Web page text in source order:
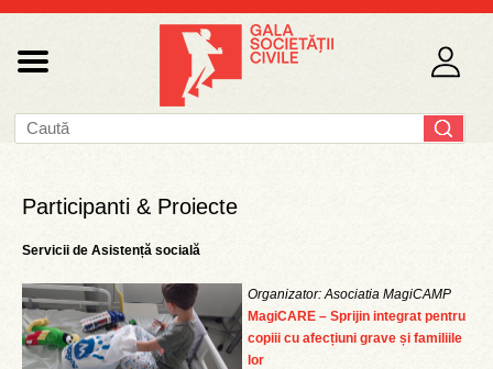
Participanti & Proiecte
Servicii de Asistență socială
Organizator: Asociatia MagiCAMP
MagiCARE – Sprijin integrat pentru
copiii cu afecțiuni grave și familiile
lor